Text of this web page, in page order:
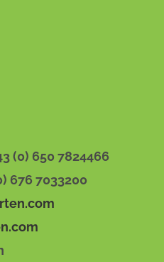
(0) 650 7824466
676 7033200